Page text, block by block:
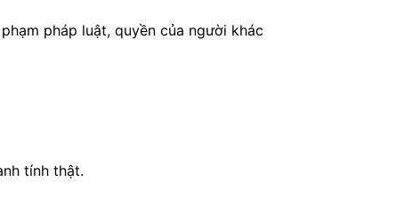
pháp luật, quyền của người khác
tính thật.